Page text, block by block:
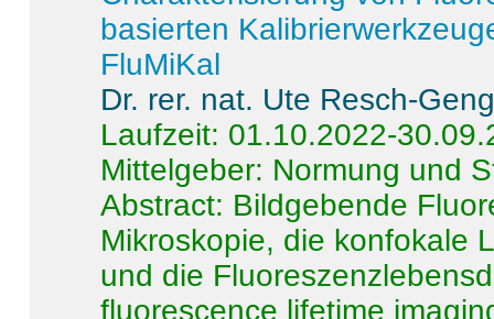
basierten
FluMiKal
Dr. rer. nat. Ute Resch-
Laufzeit: 01.10.2022-
Mittelgeber: Normung und
Abstract: Bildgebende
Mikroskopie, die konfokale
und die
fluorescence lifetime